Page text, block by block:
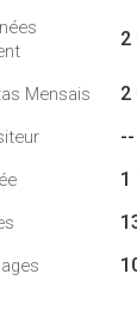
2
Mensais 2
--
1